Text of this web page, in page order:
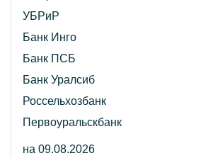
УБРиР
Банк Инго
Банк ПСБ
Банк Уралсиб
Россельхозбанк
Первоуральскбанк
на 09.08.2026